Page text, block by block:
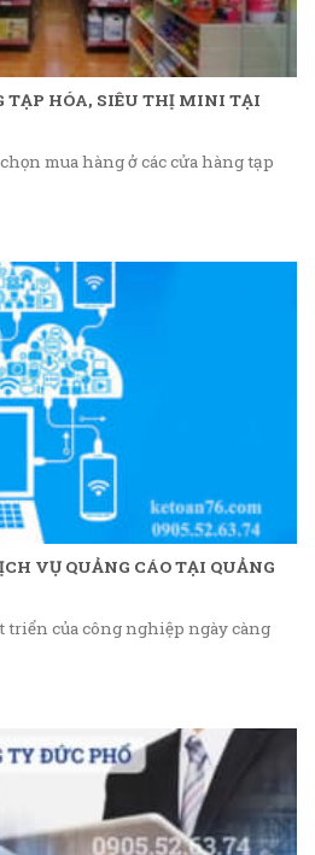
TẠP HÓA, SIÊU THỊ MINI TẠI
mua hàng ở các cửa hàng tạp
VỤ QUẢNG CÁO TẠI QUẢNG
triển của công nghiệp ngày càng